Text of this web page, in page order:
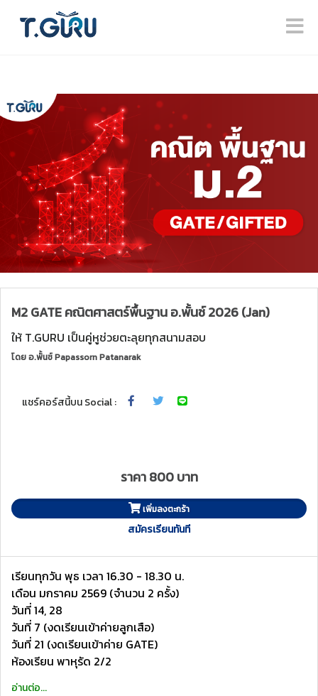
M2 GATE คณิตศาสตร์พื้นฐาน อ.พั้นช์ 2026 (Jan)
ให้ T.GURU เป็นคู่หูช่วยตะลุยทุกสนามสอบ
โดยอ.พั้นช์ Papassorn Patanarak
แชร์คอร์สนี้บน Social :
ราคา 800 บาท
เพิ่มลงตะกร้า
สมัครเรียนทันที
เรียนทุกวัน พุธ เวลา 16.30 - 18.30 น.
เดือน มกราคม 2569 (จำนวน 2 ครั้ง)
วันที่ 14, 28
วันที่ 7 (งดเรียนเข้าค่ายลูกเสือ)
วันที่ 21 (งดเรียนเข้าค่าย GATE)
ห้องเรียน พาหุรัด 2/2
อ่านต่อ...